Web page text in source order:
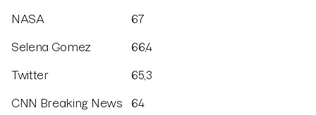
NASA 67
Selena Gomez 66,4
Twitter 65,3
CNN Breaking News 64